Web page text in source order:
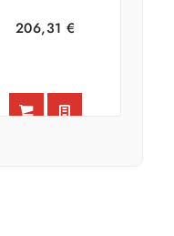
Kastanienbraun
206,31€